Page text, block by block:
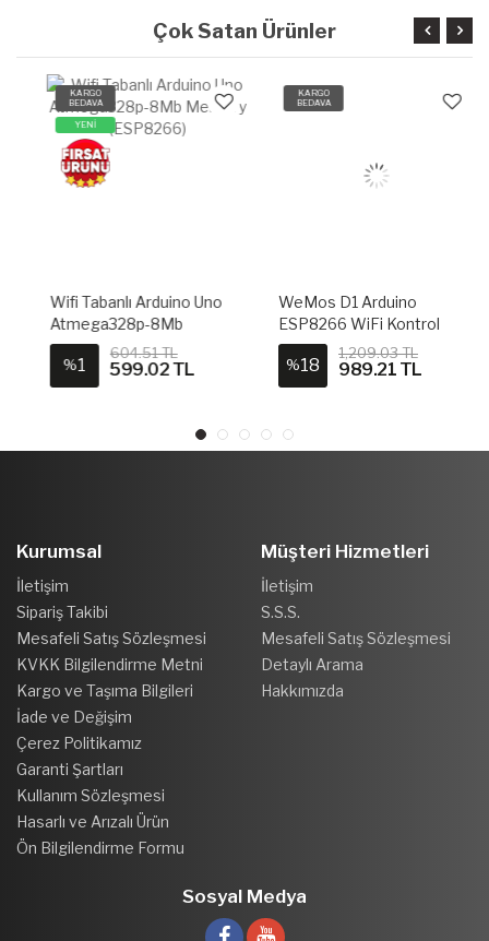
Çok Satan Ürünler
KARGO
BEDAVA
YENİ
Wifi Tabanlı Arduino Uno
Atmega328p-8Mb
Memory (ESP8266)
1
604.51 TL
599.02 TL
KARGO
BEDAVA
WeMos D1 Arduino
ESP8266 WiFi Kontrol
Kartı (Header + USB Kablo
Dahil)
18
1,209.03 TL
989.21 TL
Kurumsal
İletişim
Sipariş Takibi
Mesafeli Satış Sözleşmesi
KVKK Bilgilendirme Metni
Kargo ve Taşıma Bilgileri
İade ve Değişim
Çerez Politikamız
Garanti Şartları
Kullanım Sözleşmesi
Hasarlı ve Arızalı Ürün
Ön Bilgilendirme Formu
Müşteri Hizmetleri
İletişim
S.S.S.
Mesafeli Satış Sözleşmesi
Detaylı Arama
Hakkımızda
Sosyal Medya